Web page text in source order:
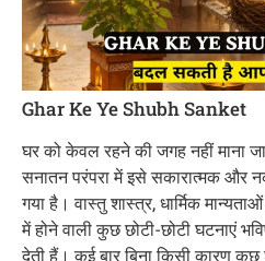
Ghar Ke Ye Shubh Sanket
घर को केवल रहने की जगह नहीं माना
सनातन परंपरा में इसे सकारात्मक और
गया है। वास्तु शास्त्र, धार्मिक
में होने वाली कुछ छोटी-छोटी घटनाएं
देती हैं। कई बार बिना किसी कारण